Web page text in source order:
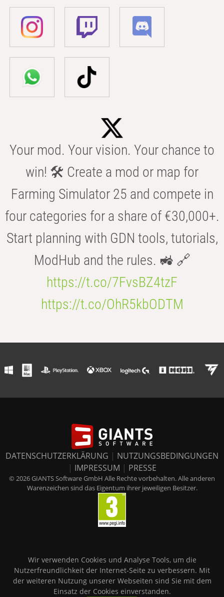
Your mod. Your vision. Your chance to
win! 🛠️ Create a mod or map for
Farming Simulator 25 and compete in
four categories for a share of €30,000+.
Start planning with GDN tools, tutorials,
ModHub and the rules. 🚜 🔗
https://t.co/7FvsBZ4tzF
https://t.co/OhR5kbODTM
DATENSCHUTZERKLÄRUNG | NUTZUNGSBEDINGUNGEN
| IMPRESSUM | PRESSE
© 2026 GIANTS Software GmbH Alle Rechte vorbehalten. Alle anderen
Warenzeichen sind das Eigentum ihrer jeweiligen Besitzer.
Wir verwenden Cookies und Analyse Tools, um die
Nutzerfreundlichkeit der Internet-Seite zu verbessern. Mit
der weiteren Nutzung unserer Webseiten sind Sie mit dem
Einsatz der Cookies einverstanden.